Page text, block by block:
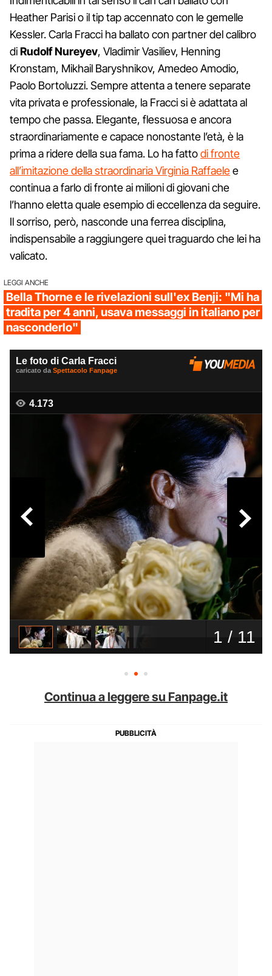
Heather Parisi o il tip tap accennato con le gemelle
Kessler. Carla Fracci ha ballato con partner del calibro
diRudolf Nureyev, Vladimir Vasiliev, Henning
Kronstam, Mikhail Baryshnikov, Amedeo Amodio,
Paolo Bortoluzzi. Sempre attenta a tenere separate
vita privata e professionale, la Fracci si è adattata al
tempo che passa. Elegante, flessuosa e ancora
straordinariamente e capace nonostante l’età, è la
prima a ridere della sua fama. Lo ha fattodi fronte
all’imitazione della straordinaria Virginia Raffaelee
continua a farlo di fronte ai milioni di giovani che
l’hanno eletta quale esempio di eccellenza da seguire.
Il sorriso, però, nasconde una ferrea disciplina,
indispensabile a raggiungere quei traguardo che lei ha
valicato.
LEGGI ANCHE
Bella Thorne e le rivelazioni sull'ex Benji: "Mi ha
tradita per 4 anni, usava messaggi in italiano per
nasconderlo"
Continua a leggere su Fanpage.it